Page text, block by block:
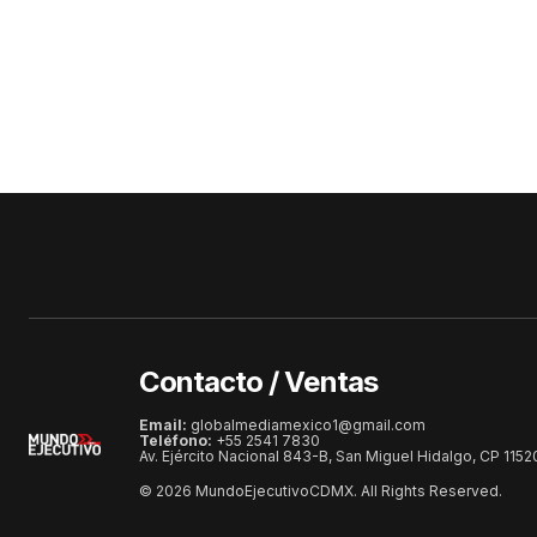
Contacto / Ventas
Email: globalmediamexico1@gmail.com
Teléfono: +55 2541 7830
Av. Ejército Nacional 843-B, San Miguel Hidalgo, CP
© 2026 MundoEjecutivoCDMX. All Rights Reserved.